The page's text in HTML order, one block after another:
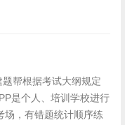
帮根据考试大纲规定
是个人、培训学校进行
场，有错题统计顺序练